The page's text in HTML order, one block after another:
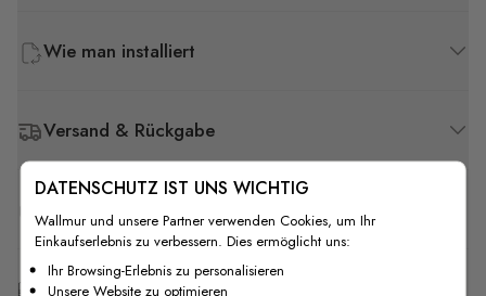
Wie man installiert
Versand & Rückgabe
F.A.Q
Kostenlose Anpassung
DATENSCHUTZ IST UNS WICHTIG
Wallmur und unsere Partner verwenden Cookies, um Ihr
Einkaufserlebnis zu verbessern. Dies ermöglicht uns:
Ihr Browsing-Erlebnis zu personalisieren
Unsere Website zu optimieren